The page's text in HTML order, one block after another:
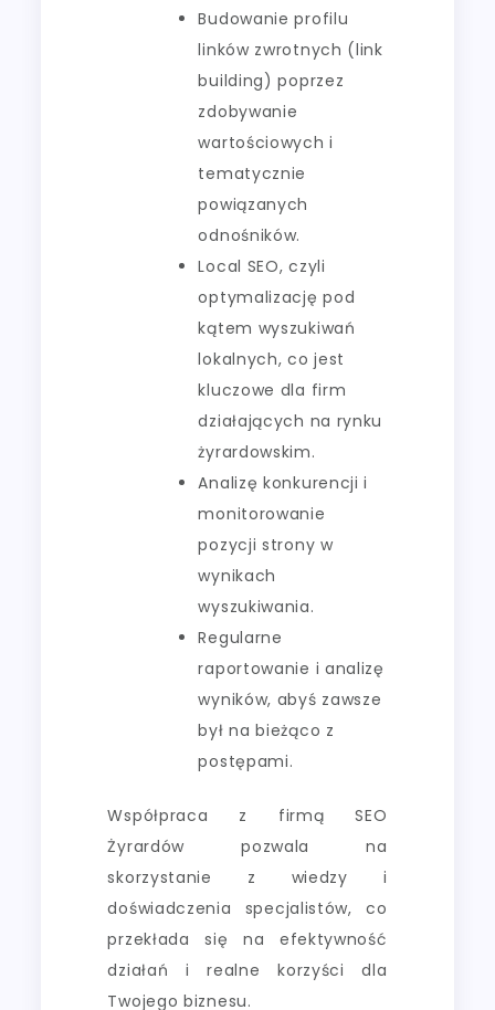
Budowanie profilu
linków zwrotnych (link
building) poprzez
zdobywanie
wartościowych i
tematycznie
powiązanych
odnośników.
Local SEO, czyli
optymalizację pod
kątem wyszukiwań
lokalnych, co jest
kluczowe dla firm
działających na rynku
żyrardowskim.
Analizę konkurencji i
monitorowanie
pozycji strony w
wynikach
wyszukiwania.
Regularne
raportowanie i analizę
wyników, abyś zawsze
był na bieżąco z
postępami.
Współpraca z firmą SEO
Żyrardów pozwala na
skorzystanie z wiedzy i
doświadczenia specjalistów, co
przekłada się na efektywność
działań i realne korzyści dla
Twojego biznesu.